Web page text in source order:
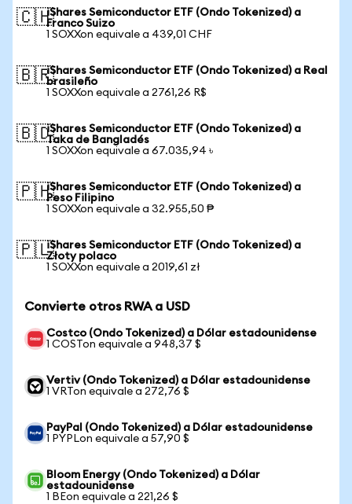
🇨🇭iShares Semiconductor ETF (Ondo Tokenized) a
Franco Suizo
1 SOXXon equivale a 439,01 CHF
🇧🇷iShares Semiconductor ETF (Ondo Tokenized) a Real
brasileño
1 SOXXon equivale a 2761,26 R$
🇧🇩iShares Semiconductor ETF (Ondo Tokenized) a
Taka de Bangladés
1 SOXXon equivale a 67.035,94 ৳
🇵🇭iShares Semiconductor ETF (Ondo Tokenized) a
Peso Filipino
1 SOXXon equivale a 32.955,50 ₱
🇵🇱iShares Semiconductor ETF (Ondo Tokenized) a
Złoty polaco
1 SOXXon equivale a 2019,61 zł
Convierte otros RWA a USD
Costco (Ondo Tokenized) a Dólar estadounidense
1 COSTon equivale a 948,37 $
Vertiv (Ondo Tokenized) a Dólar estadounidense
1 VRTon equivale a 272,76 $
PayPal (Ondo Tokenized) a Dólar estadounidense
1 PYPLon equivale a 57,90 $
Bloom Energy (Ondo Tokenized) a Dólar
estadounidense
1 BEon equivale a 221,26 $